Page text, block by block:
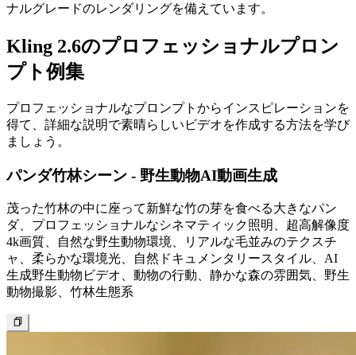
ナルグレードのレンダリングを備えています。
Kling 2.6のプロフェッショナルプロン
プト例集
プロフェッショナルなプロンプトからインスピレーションを
得て、詳細な説明で素晴らしいビデオを作成する方法を学び
ましょう。
パンダ竹林シーン - 野生動物AI動画生成
茂った竹林の中に座って新鮮な竹の芽を食べる大きなパン
ダ、プロフェッショナルなシネマティック照明、超高解像度
4k画質、自然な野生動物環境、リアルな毛並みのテクスチ
ャ、柔らかな環境光、自然ドキュメンタリースタイル、AI
生成野生動物ビデオ、動物の行動、静かな森の雰囲気、野生
動物撮影、竹林生態系